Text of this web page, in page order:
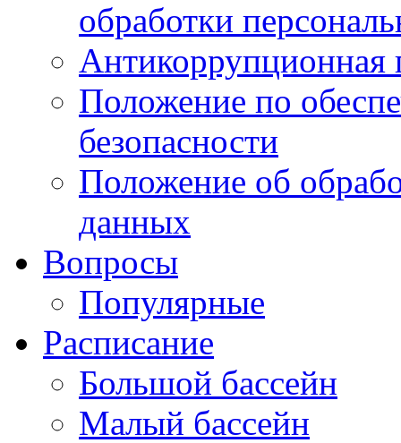
обработки
Положение по
безопасности
Положение об
данных
Вопросы
Популярные
Расписание
Большой бассейн
Малый бассейн